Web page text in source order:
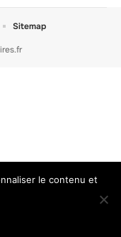
Sitemap
le contenu et